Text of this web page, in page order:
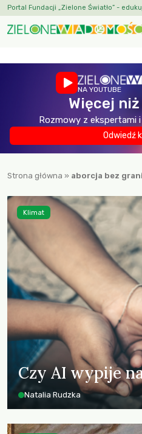
Portal Fundacji „Zielone Światło” -
NA YOUTUBE
Więcej niż
Rozmowy z ekspertami
Odwiedź
Strona główna » aborcja bez
Czy AI wypije
Natalia Rudzka
Klimat